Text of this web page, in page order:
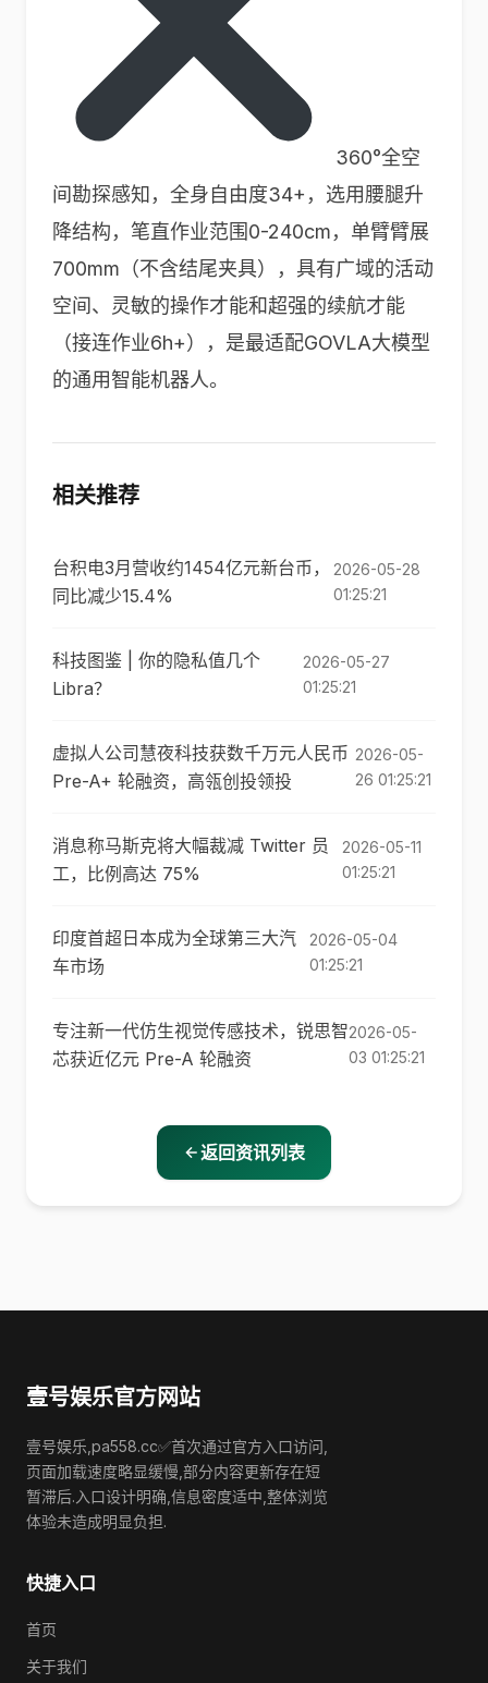
360°全空
间勘探感知，全身自由度34+，选用腰腿升
降结构，笔直作业范围0-240cm，单臂臂展
700mm（不含结尾夹具），具有广域的活动
空间、灵敏的操作才能和超强的续航才能
（接连作业6h+），是最适配GOVLA大模型
的通用智能机器人。
相关推荐
台积电3月营收约1454亿元新台币，
同比减少15.4%
2026-05-28
01:25:21
科技图鉴 | 你的隐私值几个
Libra？
2026-05-27
01:25:21
虚拟人公司慧夜科技获数千万元人民币
Pre-A+ 轮融资，高瓴创投领投
2026-05-
26 01:25:21
消息称马斯克将大幅裁减 Twitter 员
工，比例高达 75%
2026-05-11
01:25:21
印度首超日本成为全球第三大汽
车市场
2026-05-04
01:25:21
专注新一代仿生视觉传感技术，锐思智
芯获近亿元 Pre-A 轮融资
2026-05-
03 01:25:21
返回资讯列表
壹号娱乐官方网站
壹号娱乐,pa558.cc✅首次通过官方入口访问,
页面加载速度略显缓慢,部分内容更新存在短
暂滞后.入口设计明确,信息密度适中,整体浏览
体验未造成明显负担.
快捷入口
首页
关于我们